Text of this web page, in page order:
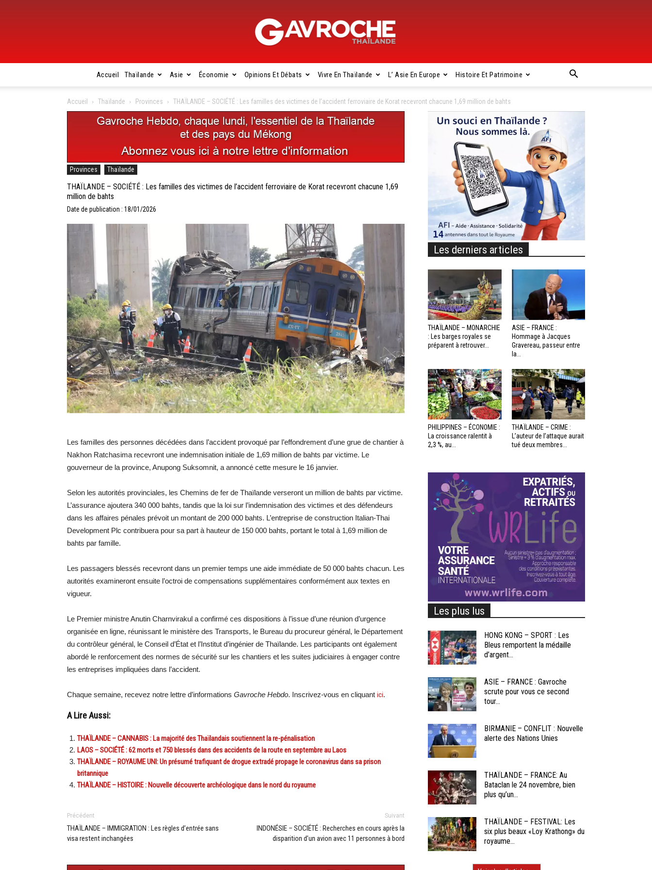
Gavroche
Accueil Thaïlande Asie Économie Opinions Et Débats Vivre En Thaïlande L’ Asie En Europe Histoire Et Patrimoine
Accueil Thaïlande Provinces THAÏLANDE – SOCIÉTÉ : Les familles des victimes de l’accident ferroviaire de Korat recevront chacune 1,69 million de bahts
Provinces Thaïlande
THAÏLANDE – SOCIÉTÉ : Les familles des victimes de l’accident ferroviaire de Korat recevront chacune 1,69
million de bahts
Date de publication : 18/01/2026
Les familles des personnes décédées dans l’accident provoqué par l’effondrement d’une grue de chantier à
Nakhon Ratchasima recevront une indemnisation initiale de 1,69 million de bahts par victime. Le
gouverneur de la province, Anupong Suksomnit, a annoncé cette mesure le 16 janvier.
Selon les autorités provinciales, les Chemins de fer de Thaïlande verseront un million de bahts par victime.
L’assurance ajoutera 340 000 bahts, tandis que la loi sur l’indemnisation des victimes et des défendeurs
dans les affaires pénales prévoit un montant de 200 000 bahts. L’entreprise de construction Italian-Thai
Development Plc contribuera pour sa part à hauteur de 150 000 bahts, portant le total à 1,69 million de
bahts par famille.
Les passagers blessés recevront dans un premier temps une aide immédiate de 50 000 bahts chacun. Les
autorités examineront ensuite l’octroi de compensations supplémentaires conformément aux textes en
vigueur.
Le Premier ministre Anutin Charnvirakul a confirmé ces dispositions à l’issue d’une réunion d’urgence
organisée en ligne, réunissant le ministère des Transports, le Bureau du procureur général, le Département
du contrôleur général, le Conseil d’État et l’Institut d’ingénier de Thaïlande. Les participants ont également
abordé le renforcement des normes de sécurité sur les chantiers et les suites judiciaires à engager contre
les entreprises impliquées dans l’accident.
Chaque semaine, recevez notre lettre d’informations Gavroche Hebdo. Inscrivez-vous en cliquant ici.
A Lire Aussi:
THAÏLANDE – CANNABIS : La majorité des Thaïlandais soutiennent la re-pénalisation
LAOS – SOCIÉTÉ : 62 morts et 750 blessés dans des accidents de la route en septembre au Laos
THAÏLANDE – ROYAUME UNI: Un présumé trafiquant de drogue extradé propage le coronavirus dans sa prison
britannique
THAÏLANDE – HISTOIRE : Nouvelle découverte archéologique dans le nord du royaume
Précédent
THAÏLANDE – IMMIGRATION : Les règles d’entrée sans
visa restent inchangées
Suivant
INDONÉSIE – SOCIÉTÉ : Recherches en cours après la
disparition d’un avion avec 11 personnes à bord
Les derniers articles
THAÏLANDE – MONARCHIE
: Les barges royales se
préparent à retrouver...
ASIE – FRANCE :
Hommage à Jacques
Gravereau, passeur entre
la...
PHILIPPINES – ÉCONOMIE :
La croissance ralentit à
2,3 %, au...
THAÏLANDE – CRIME :
L’auteur de l’attaque aurait
tué deux membres...
Les plus lus
HONG KONG – SPORT : Les
Bleus remportent la médaille
d’argent...
ASIE – FRANCE : Gavroche
scrute pour vous ce second
tour...
BIRMANIE – CONFLIT : Nouvelle
alerte des Nations Unies
THAÏLANDE – FRANCE: Au
Bataclan le 24 novembre, bien
plus qu’un...
THAÏLANDE – FESTIVAL: Les
six plus beaux «Loy Krathong» du
royaume...